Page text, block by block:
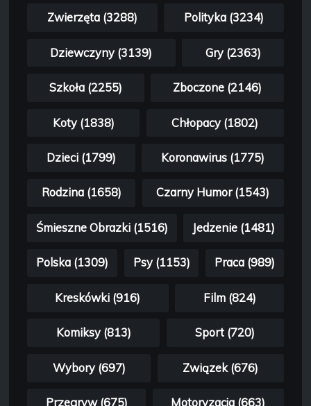
Zwierzęta (3288) Polityka (3234)
Dziewczyny (3139) Gry (2363)
Szkoła (2255) Zboczone (2146)
Koty (1838) Chłopacy (1802)
Dzieci (1799) Koronawirus (1775)
Rodzina (1658) Czarny Humor (1543)
Śmieszne Obrazki (1516) Jedzenie (1481)
Polska (1309) Psy (1153) Praca (989)
Kreskówki (916) Film (824)
Komiksy (813) Sport (720)
Wybory (697) Związek (676)
Przegryw (675) Motoryzacja (663)